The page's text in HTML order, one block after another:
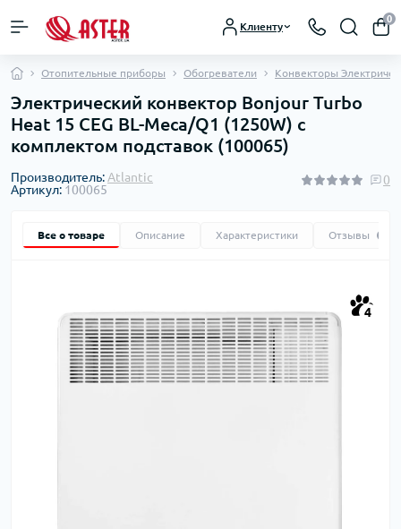
Клиенту
0
Отопительные приборы Обогреватели Конвекторы
Электрический конвектор Bonjour Turbo
Heat 15 CEG BL-Meca/Q1 (1250W) с
комплектом подставок (100065)
Производитель: Atlantic
Артикул: 100065
0
Все о товаре Описание Характеристики Отзывы
4